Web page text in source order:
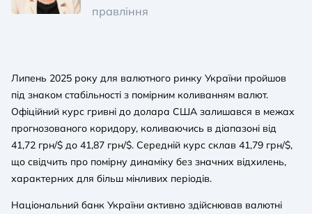
правління
Липень 2025 року для валютного ринку України пройшов
під знаком стабільності з помірним коливанням валют.
Офіційний курс гривні до долара США залишався в межах
прогнозованого коридору, коливаючись в діапазоні від
41,72 грн/$ до 41,87 грн/$. Середній курс склав 41,79 грн/$,
що свідчить про помірну динаміку без значних відхилень,
характерних для більш мінливих періодів.
Національний банк України активно здійснював валютні